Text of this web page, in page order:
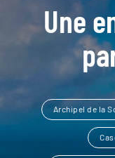
Une
Archipel de la